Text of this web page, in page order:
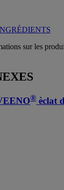
sur les
® èclat